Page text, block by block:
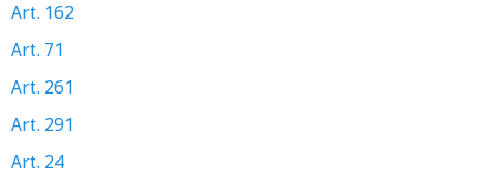
Art. 162
Art. 71
Art. 261
Art. 291
Art. 24